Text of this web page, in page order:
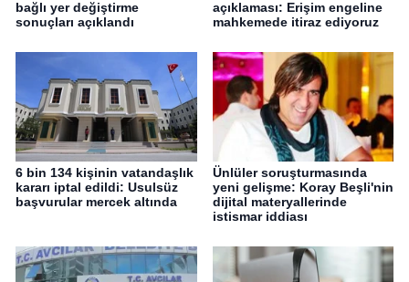
bağlı yer değiştirme
sonuçları açıklandı
açıklaması: Erişim engeline
mahkemede itiraz ediyoruz
6 bin 134 kişinin vatandaşlık
kararı iptal edildi: Usulsüz
başvurular mercek altında
Ünlüler soruşturmasında
yeni gelişme: Koray Beşli'nin
dijital materyallerinde
istismar iddiası